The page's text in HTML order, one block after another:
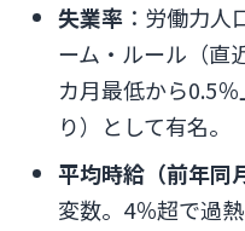
失業率 ：労働力
ーム・ルール（直
カ月最低から0.5
り）として有名。
平均時給（前年同
変数。4％超で過